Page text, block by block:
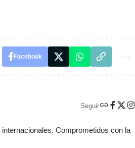
Facebook
Seguir
Comprometidos con la